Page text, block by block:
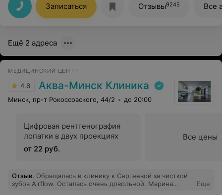
Записаться Отзывы9245 Все
Ещё 2 адреса
МЕДИЦИНСКИЙ ЦЕНТР
4.6 Аква-Минск Клиника
Минск, пр-т Рокоссовского, 44/2 до 20:00
Цифровая рентгенография
лопатки в двух проекциях
от 22 руб.
Все цены
Отзыв. Обращалась в клинику к Сергеевой за чисткой
зубов Airflow. Осталась очень довольной. Марина
Еще